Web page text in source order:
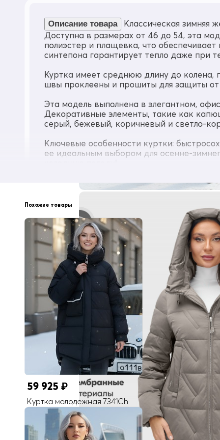
Полиэстер
Материал подкладки кармана
Полиэстер
Материал наполнителя
Плотность утеплителя (г/кв.м)
Диапазон температуры С°
от + 5° до - 20°
Утеплитель гр
от 380 до 480
Рост
Пакет
Рисунок
Однотонный
Фиксаторы
На капюшоне/по бокам
Длина подола
Средняя длина
Внутренние карманы
Есть
Длина одежды
до колена
Коллекция
Осень-зима 2025
Покрой
Прямой/Свободный
Тип рукава
Длинный (манжеты)
Опции капюшона
Не съемный
Внутренние швы
Проклеены/Прошиты
Описание товара
Классическая зимняя
Доступна в размерах от 46 до 54, эта
полиэстер и плащевка, что
синтепона гарантирует тепло даже при
Куртка имеет среднюю длину до
швы проклеены и прошиты для защиты
Эта модель выполнена в элегантном,
Декоративные элементы, такие как
серый, бежевый, коричневый и светло-
Ключевые особенности куртки:
ее идеальным выбором для осенне-
Похожие товары
59 925 ₽
Куртка молодежная 7341Ch